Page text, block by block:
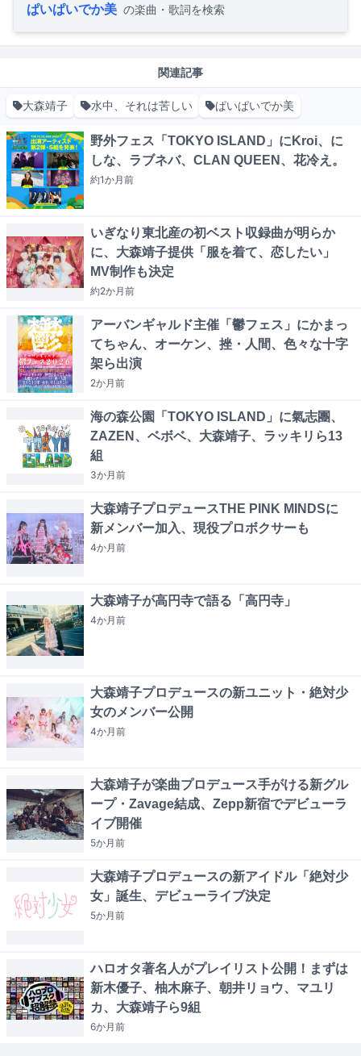
ぱいぱいでか美 の楽曲・歌詞を検索
関連記事
大森靖子 水中、それは苦しい ぱいぱいでか美
野外フェス「TOKYO ISLAND」にKroi、に
しな、ラブネバ、CLAN QUEEN、花冷え。
約1か月前
いぎなり東北産の初ベスト収録曲が明らか
に、大森靖子提供「服を着て、恋したい」
MV制作も決定
約2か月前
アーバンギャルド主催「鬱フェス」にかまっ
てちゃん、オーケン、挫・人間、色々な十字
架ら出演
2か月前
海の森公園「TOKYO ISLAND」に氣志團、
ZAZEN、ベボベ、大森靖子、ラッキリら13
組
3か月前
大森靖子プロデュースTHE PINK MINDSに
新メンバー加入、現役プロボクサーも
4か月前
大森靖子が高円寺で語る「高円寺」
4か月前
大森靖子プロデュースの新ユニット・絶対少
女のメンバー公開
4か月前
大森靖子が楽曲プロデュース手がける新グル
ープ・Zavage結成、Zepp新宿でデビューラ
イブ開催
5か月前
大森靖子プロデュースの新アイドル「絶対少
女」誕生、デビューライブ決定
5か月前
ハロオタ著名人がプレイリスト公開！まずは
新木優子、柚木麻子、朝井リョウ、マユリ
カ、大森靖子ら9組
6か月前